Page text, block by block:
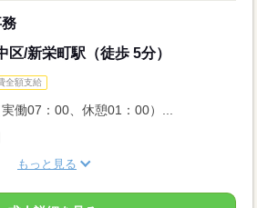
区/新栄町駅（徒歩 5分）
全額支給
働07：00、休憩01：00）...
もっと見る